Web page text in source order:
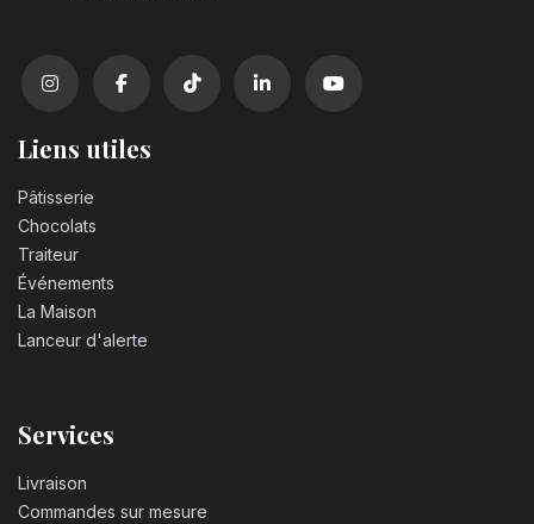
Liens utiles
Pâtisserie
Chocolats
Traiteur
Événements
La Maison
Lanceur d'alerte
Services
Livraison
Commandes sur mesure